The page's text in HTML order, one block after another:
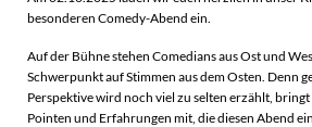
besonderen Comedy-Abend ein.
Auf der Bühne stehen Comedians aus Ost und
Schwerpunkt auf Stimmen aus dem Osten. Denn
Perspektive wird noch viel zu selten erzählt,
Pointen und Erfahrungen mit, die diesen Abend